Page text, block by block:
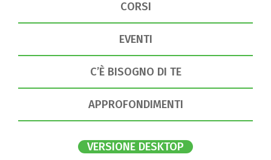
CORSI
EVENTI
C’È BISOGNO DI TE
APPROFONDIMENTI
VERSIONE DESKTOP